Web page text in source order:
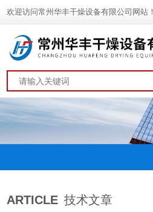
欢迎访问常州华丰干燥设备有限公司网站！
ARTICLE 技术文章